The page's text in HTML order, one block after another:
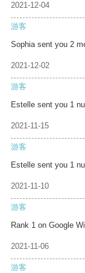
2021-12-04
游客
Sophia sent you 2
2021-12-02
游客
Estelle sent you 1
2021-11-15
游客
Estelle sent you 1
2021-11-10
游客
Rank 1 on Google
2021-11-06
游客